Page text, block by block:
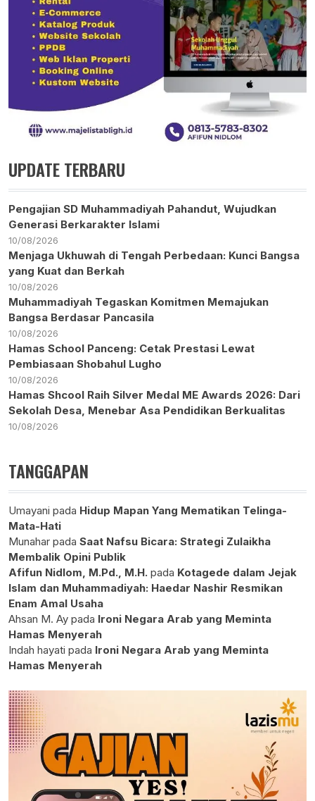
UPDATE TERBARU
Pengajian SD Muhammadiyah Pahandut, Wujudkan
Generasi Berkarakter Islami
10/08/2026
Menjaga Ukhuwah di Tengah Perbedaan: Kunci Bangsa
yang Kuat dan Berkah
10/08/2026
Muhammadiyah Tegaskan Komitmen Memajukan
Bangsa Berdasar Pancasila
10/08/2026
Hamas School Panceng: Cetak Prestasi Lewat
Pembiasaan Shobahul Lugho
10/08/2026
Hamas Shcool Raih Silver Medal ME Awards 2026: Dari
Sekolah Desa, Menebar Asa Pendidikan Berkualitas
10/08/2026
TANGGAPAN
Umayani pada Hidup Mapan Yang Mematikan Telinga-
Mata-Hati
Munahar pada Saat Nafsu Bicara: Strategi Zulaikha
Membalik Opini Publik
Afifun Nidlom, M.Pd., M.H. pada Kotagede dalam Jejak
Islam dan Muhammadiyah: Haedar Nashir Resmikan
Enam Amal Usaha
Ahsan M. Ay pada Ironi Negara Arab yang Meminta
Hamas Menyerah
Indah hayati pada Ironi Negara Arab yang Meminta
Hamas Menyerah